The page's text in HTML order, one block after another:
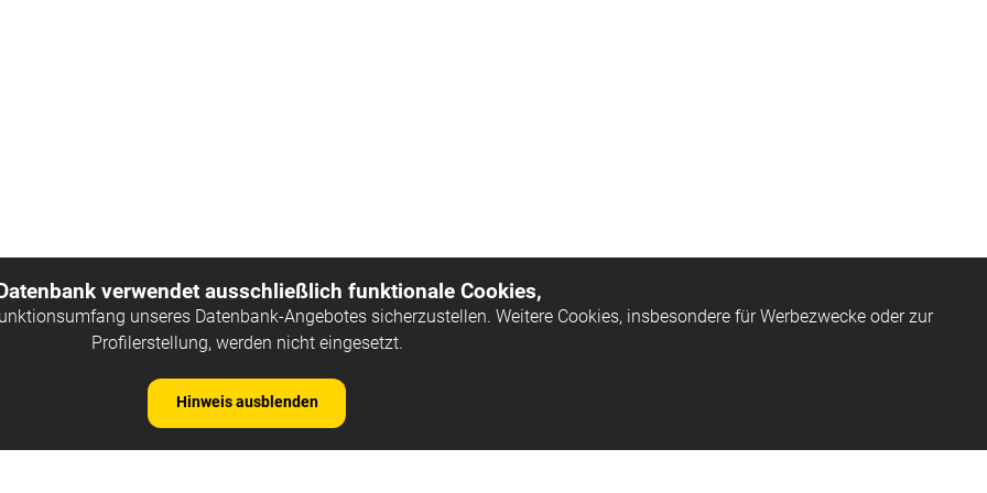
verwendet ausschließlich funktionale Cookies,
unseres Datenbank-Angebotes sicherzustellen. Weitere Cookies, insbesondere für Werbezwecke oder zur
Profilerstellung, werden nicht eingesetzt.
Hinweis ausblenden